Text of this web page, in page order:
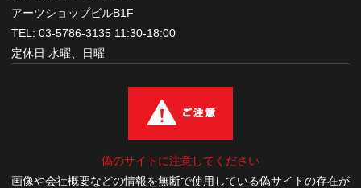
アーツショップビルB1F
TEL: 03-5786-3135 11:30-18:00
定休日 水曜、日曜
偽のサイトに注意してください
画像や会社概要などの情報を無断で使用している偽サイトの存在が